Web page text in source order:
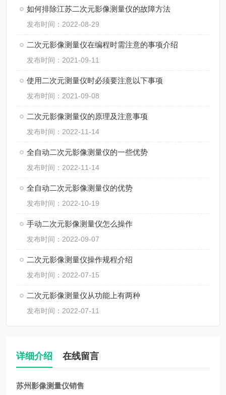
如何排除江苏二次元影像测量仪的故障方法
发布时间：2022-08-29
二次元影像测量仪在编程时需注意的事项介绍
发布时间：2021-09-11
使用二次元测量仪时必须要注意以下事项
发布时间：2021-09-08
二次元影像测量仪的原理及注意事项
发布时间：2022-11-14
全自动二次元影像测量仪的一些优势
发布时间：2022-11-14
全自动二次元影像测量仪的优势
发布时间：2022-10-19
手动二次元影像测量仪怎么操作
发布时间：2022-09-07
二次元影像测量仪操作规程介绍
发布时间：2022-07-15
二次元影像测量仪从功能上有两种
发布时间：2022-07-11
详细介绍 在线留言
苏州影像测量仪销售